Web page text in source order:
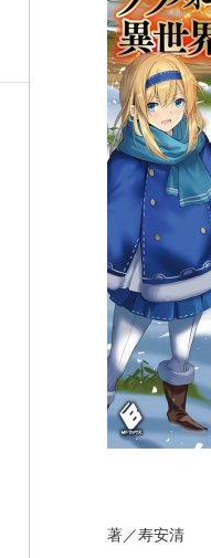
著／寿安清